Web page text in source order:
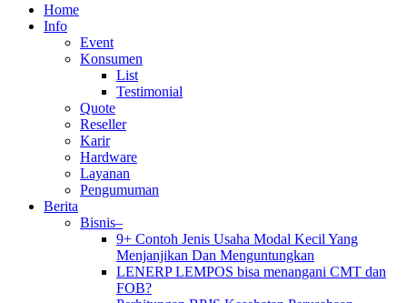
Home
Info
Event
Konsumen
List
Testimonial
Quote
Reseller
Karir
Hardware
Layanan
Pengumuman
Berita
Bisnis–
9+ Contoh Jenis Usaha Modal Kecil Yang
Menjanjikan Dan Menguntungkan
LENERP LEMPOS bisa menangani CMT dan
FOB?